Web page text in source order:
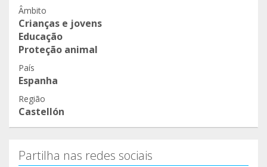
Âmbito
Crianças e jovens
Educação
Proteção animal
País
Espanha
Região
Castellón
Partilha nas redes sociais